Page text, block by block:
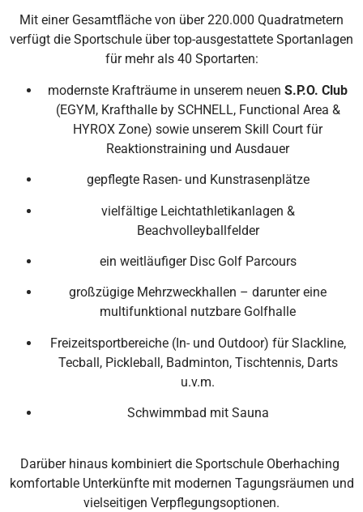
Mit einer Gesamtfläche von über 220.000 Quadratmetern
verfügt die Sportschule über top-ausgestattete Sportanlagen
für mehr als 40 Sportarten:
modernste Krafträume in unserem neuen S.P.O. Club
(EGYM, Krafthalle by SCHNELL, Functional Area &
HYROX Zone) sowie unserem Skill Court für
Reaktionstraining und Ausdauer
gepflegte Rasen- und Kunstrasenplätze
vielfältige Leichtathletikanlagen &
Beachvolleyballfelder
ein weitläufiger Disc Golf Parcours
großzügige Mehrzweckhallen – darunter eine
multifunktional nutzbare Golfhalle
Freizeitsportbereiche (In- und Outdoor) für Slackline,
Tecball, Pickleball, Badminton, Tischtennis, Darts
u.v.m.
Schwimmbad mit Sauna
Darüber hinaus kombiniert die Sportschule Oberhaching
komfortable Unterkünfte mit modernen Tagungsräumen und
vielseitigen Verpflegungsoptionen.